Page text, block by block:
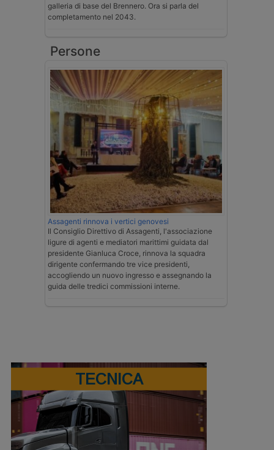
galleria di base del Brennero. Ora si parla del
completamento nel 2043.
Persone
Assagenti rinnova i vertici genovesi
Il Consiglio Direttivo di Assagenti, l'associazione
ligure di agenti e mediatori marittimi guidata dal
presidente Gianluca Croce, rinnova la squadra
dirigente confermando tre vice presidenti,
accogliendo un nuovo ingresso e assegnando la
guida delle tredici commissioni interne.
TECNICA